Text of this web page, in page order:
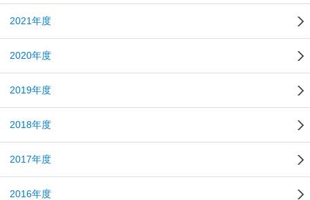
2021年度
2020年度
2019年度
2018年度
2017年度
2016年度